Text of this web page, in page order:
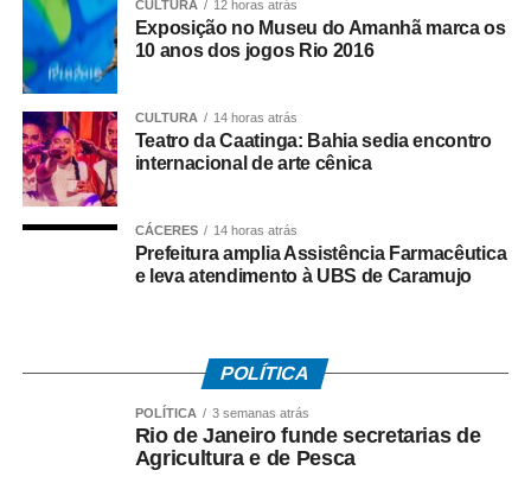
tecnologia, mecanização e agricultura de precisão.
Apesar da retração de 15,7% nas exportações em
sua capacidade de geração de divisas. O resultado foi
favorecido também pela queda expressiva das
importações, que recuaram 75% no período, contribuindo
para um superávit comercial próximo de R$ 496 milhões
soja, óleos vegetais, mel natural e derivados
agroindustriais. Esse movimento demonstra uma gradual
diversificação da produção e amplia as oportunidades de
geração de renda dentro da própria cadeia produtiva.
CULTURA 12 horas atrás
Exposição no Museu do Amanhã marca os
10 anos dos jogos Rio 2016
CULTURA 14 horas atrás
Teatro da Caatinga: Bahia sedia encontro
internacional de arte cênica
CÁCERES 14 horas atrás
Prefeitura amplia Assistência Farmacêutica
e leva atendimento à UBS de Caramujo
POLÍTICA
POLÍTICA 3 semanas atrás
Rio de Janeiro funde secretarias de
Agricultura e de Pesca